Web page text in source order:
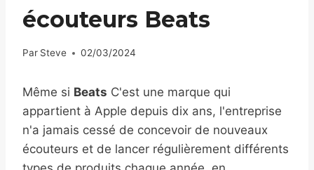
écouteurs Beats
Par Steve 02/03/2024
Même si Beats C'est une marque qui
appartient à Apple depuis dix ans, l'entreprise
n'a jamais cessé de concevoir de nouveaux
écouteurs et de lancer régulièrement différents